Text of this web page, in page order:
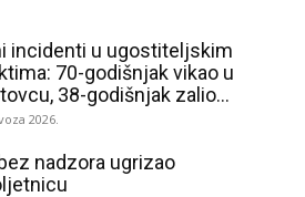
incidenti u ugostiteljskim
70-godišnjak vikao u
38-godišnjak zalio...
2026.
nadzora ugrizao